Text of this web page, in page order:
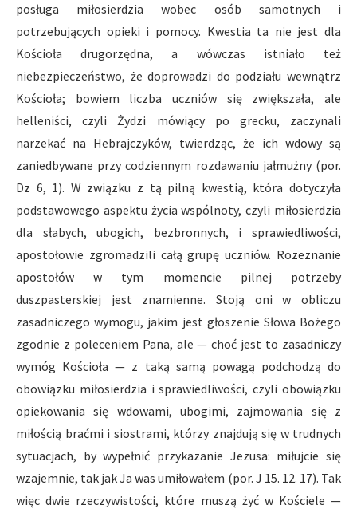
posługa miłosierdzia wobec osób samotnych i
potrzebujących opieki i pomocy. Kwestia ta nie jest dla
Kościoła drugorzędna, a wówczas istniało też
niebezpieczeństwo, że doprowadzi do podziału wewnątrz
Kościoła; bowiem liczba uczniów się zwiększała, ale
helleniści, czyli Żydzi mówiący po grecku, zaczynali
narzekać na Hebrajczyków, twierdząc, że ich wdowy są
zaniedbywane przy codziennym rozdawaniu jałmużny (por.
Dz 6, 1). W związku z tą pilną kwestią, która dotyczyła
podstawowego aspektu życia wspólnoty, czyli miłosierdzia
dla słabych, ubogich, bezbronnych, i sprawiedliwości,
apostołowie zgromadzili całą grupę uczniów. Rozeznanie
apostołów w tym momencie pilnej potrzeby
duszpasterskiej jest znamienne. Stoją oni w obliczu
zasadniczego wymogu, jakim jest głoszenie Słowa Bożego
zgodnie z poleceniem Pana, ale — choć jest to zasadniczy
wymóg Kościoła — z taką samą powagą podchodzą do
obowiązku miłosierdzia i sprawiedliwości, czyli obowiązku
opiekowania się wdowami, ubogimi, zajmowania się z
miłością braćmi i siostrami, którzy znajdują się w trudnych
sytuacjach, by wypełnić przykazanie Jezusa: miłujcie się
wzajemnie, tak jak Ja was umiłowałem (por. J 15. 12. 17). Tak
więc dwie rzeczywistości, które muszą żyć w Kościele —